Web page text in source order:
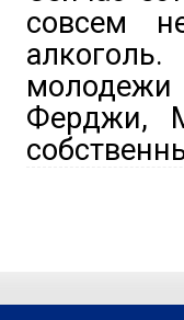
совсем
Ферджи,